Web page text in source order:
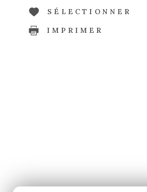
SÉLECTIONNER
IMPRIMER